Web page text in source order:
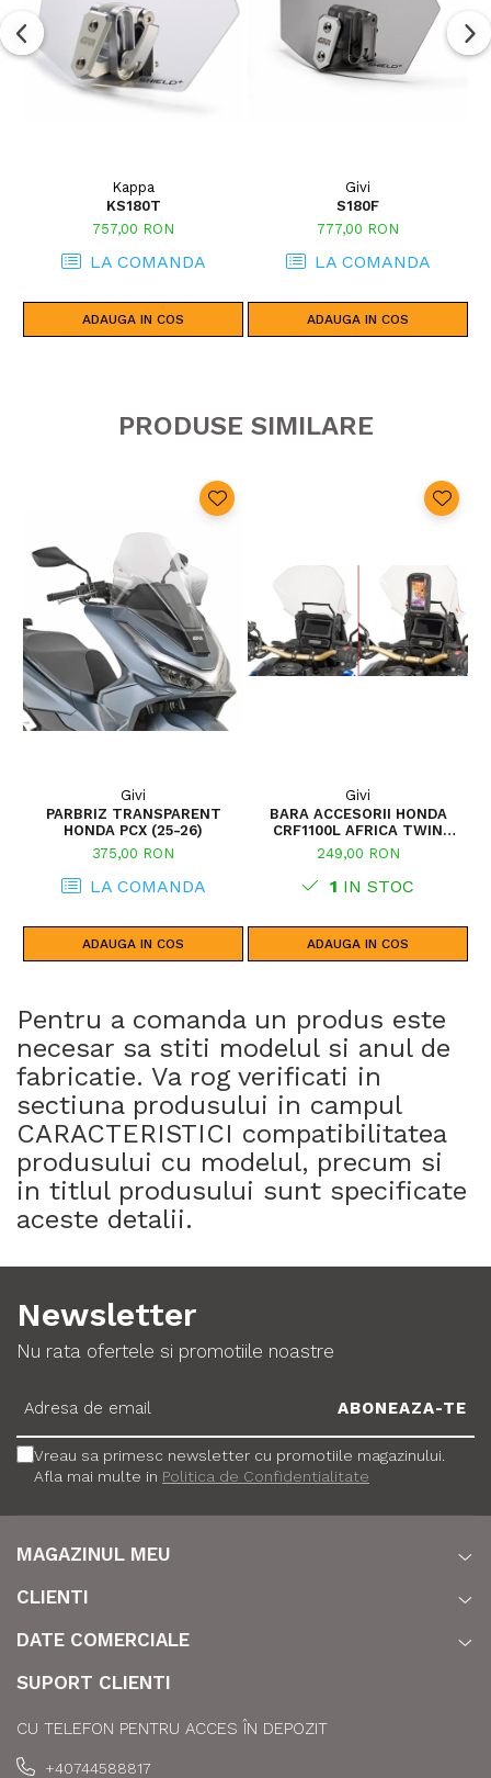
Kappa
KS180T
757,00 RON
LA COMANDA
ADAUGA IN COS
Givi
S180F
777,00 RON
LA COMANDA
ADAUGA IN COS
PRODUSE SIMILARE
Givi
PARBRIZ TRANSPARENT
HONDA PCX (25-26)
375,00 RON
LA COMANDA
ADAUGA IN COS
Givi
BARA ACCESORII HONDA
CRF1100L AFRICA TWIN
ADVENTURE SPORTS (20 - 23)
CRF1100L AFRICA TWIN
ADVENTURE SPORTS (24)
CRF1100L AFRICA TWIN (24)
23)
249,00 RON
1 IN STOC
ADAUGA IN COS
Pentru a comanda un produs este
necesar sa stiti modelul si anul de
fabricatie. Va rog verificati in
sectiuna produsului in campul
CARACTERISTICI compatibilitatea
produsului cu modelul, precum si
in titlul produsului sunt specificate
aceste detalii.
Newsletter
Nu rata ofertele si promotiile noastre
Vreau sa primesc newsletter cu promotiile magazinului.
Afla mai multe in Politica de Confidentialitate
MAGAZINUL MEU
CLIENTI
DATE COMERCIALE
SUPORT CLIENTI
CU TELEFON PENTRU ACCES ÎN DEPOZIT
+40744588817